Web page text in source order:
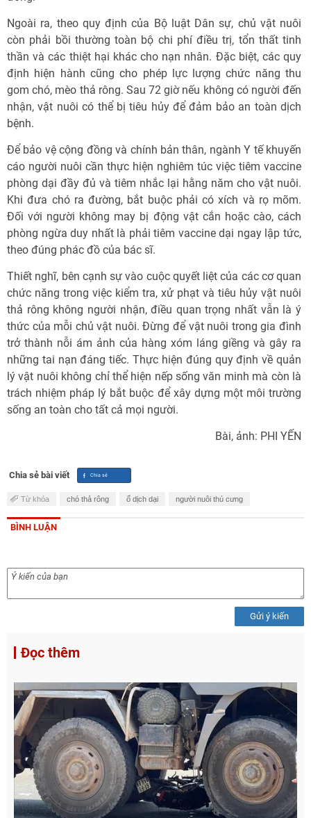
Ngoài ra, theo quy định của Bộ luật Dân sự, chủ vật nuôi
còn phải bồi thường toàn bộ chi phí điều trị, tổn thất tinh
thần và các thiệt hại khác cho nạn nhân. Đặc biệt, các quy
định hiện hành cũng cho phép lực lượng chức năng thu
gom chó, mèo thả rông. Sau 72 giờ nếu không có người đến
nhận, vật nuôi có thể bị tiêu hủy để đảm bảo an toàn dịch
bệnh.
Để bảo vệ cộng đồng và chính bản thân, ngành Y tế khuyến
cáo người nuôi cần thực hiện nghiêm túc việc tiêm vaccine
phòng dại đầy đủ và tiêm nhắc lại hằng năm cho vật nuôi.
Khi đưa chó ra đường, bắt buộc phải có xích và rọ mõm.
Đối với người không may bị động vật cắn hoặc cào, cách
phòng ngừa duy nhất là phải tiêm vaccine dại ngay lập tức,
theo đúng phác đồ của bác sĩ.
Thiết nghĩ, bên cạnh sự vào cuộc quyết liệt của các cơ quan
chức năng trong việc kiểm tra, xử phạt và tiêu hủy vật nuôi
thả rông không người nhận, điều quan trọng nhất vẫn là ý
thức của mỗi chủ vật nuôi. Đừng để vật nuôi trong gia đình
trở thành nỗi ám ảnh của hàng xóm láng giềng và gây ra
những tai nạn đáng tiếc. Thực hiện đúng quy định về quản
lý vật nuôi không chỉ thể hiện nếp sống văn minh mà còn là
trách nhiệm pháp lý bắt buộc để xây dựng một môi trường
sống an toàn cho tất cả mọi người.
Bài, ảnh: PHI YẾN
Chia sẻ bài viết
Từ khóa chó thả rông ổ dịch dại người nuôi thú cưng
BÌNH LUẬN
Gửi ý kiến
Đọc thêm